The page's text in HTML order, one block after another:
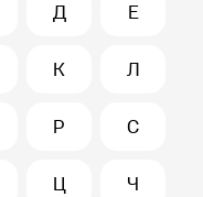
Д Е
К Л
Р С
Ц Ч